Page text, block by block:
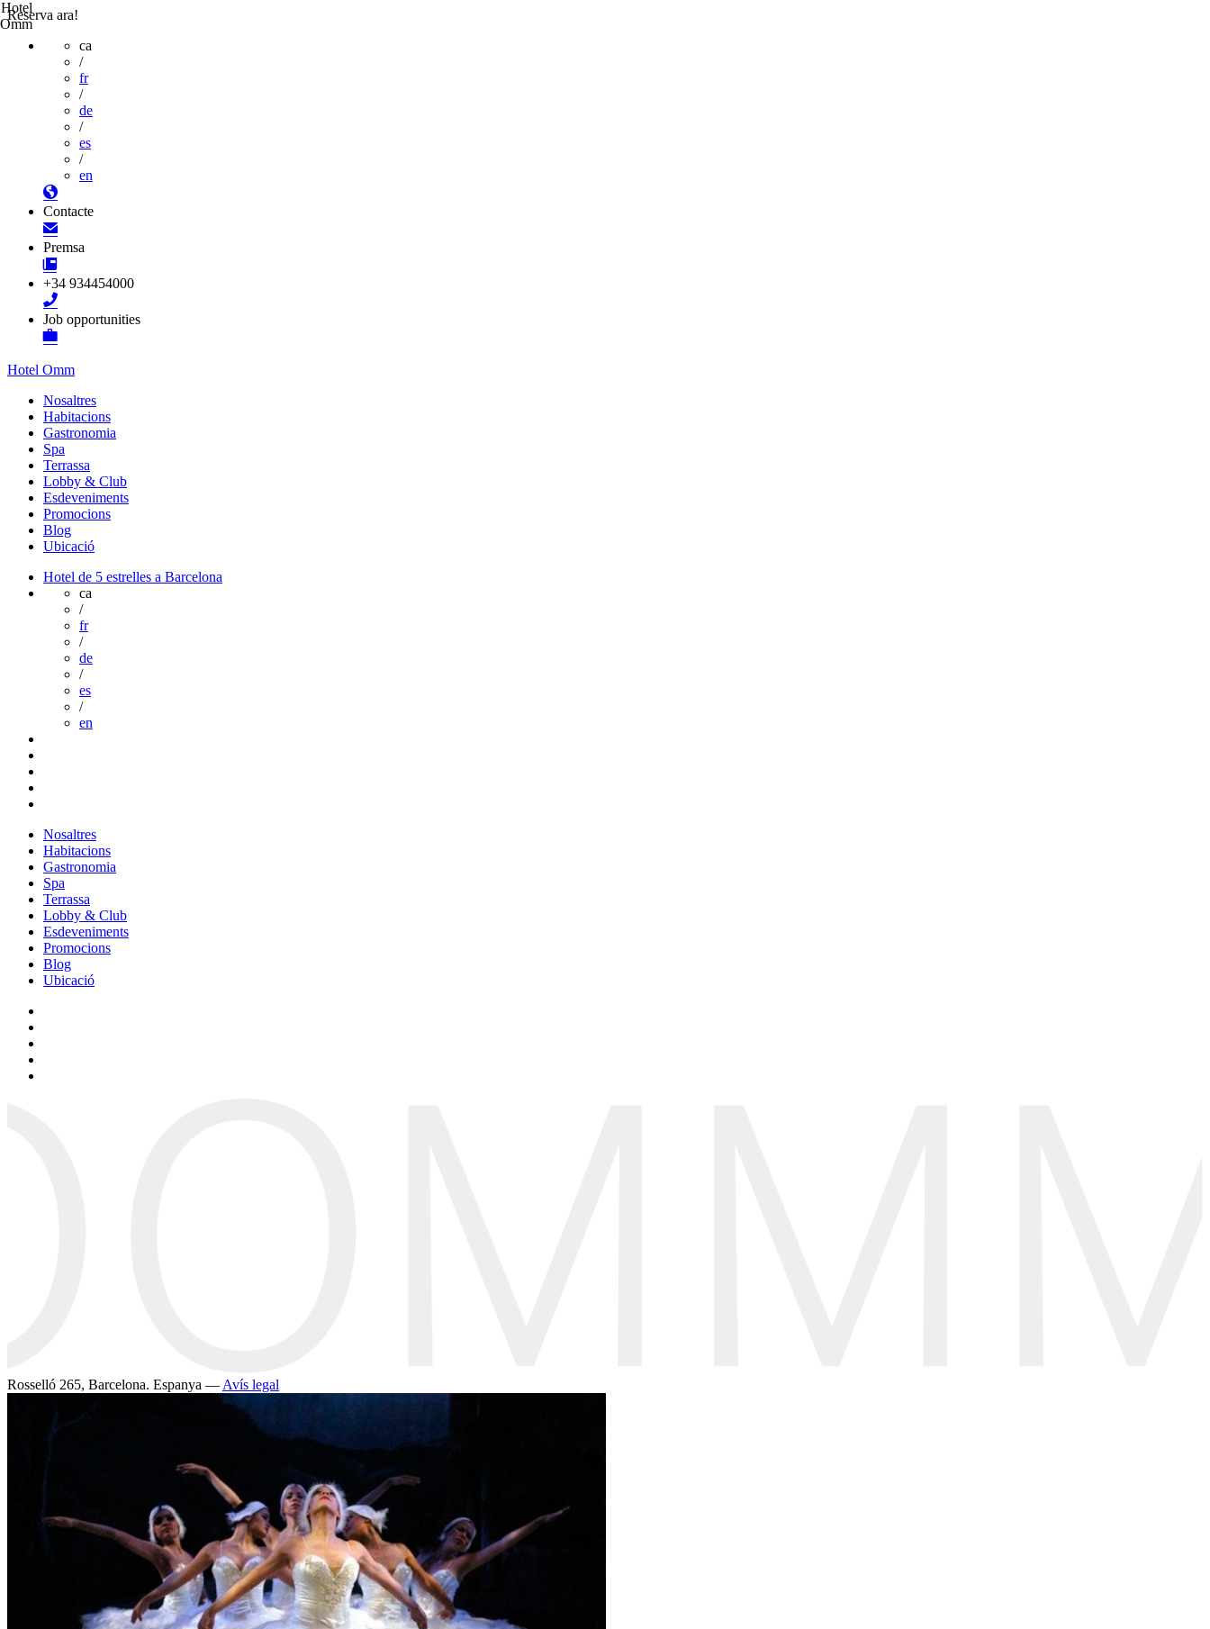
Reserva ara!
ca
/
fr
/
de
/
es
/
en
Contacte
Premsa
+34 934454000
Job opportunities
Hotel Omm
Nosaltres
Habitacions
Gastronomia
Spa
Terrassa
Lobby & Club
Esdeveniments
Promocions
Blog
Ubicació
Hotel de 5 estrelles a Barcelona
ca
/
fr
/
de
/
es
/
en
Nosaltres
Habitacions
Gastronomia
Spa
Terrassa
Lobby & Club
Esdeveniments
Promocions
Blog
Ubicació
Rosselló 265, Barcelona. Espanya — Avís legal
Hotel
Omm